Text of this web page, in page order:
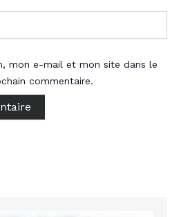
mon e-mail et mon site dans le
commentaire.